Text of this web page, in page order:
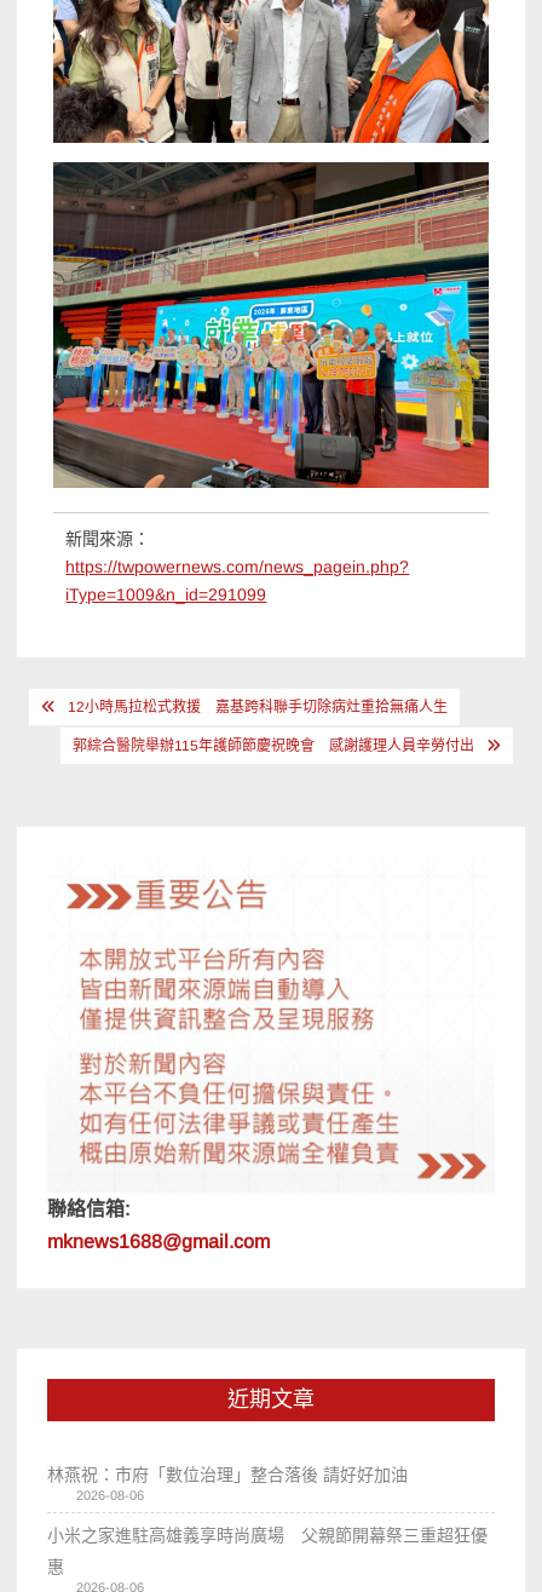
新聞來源：
https://twpowernews.com/news_pagein.php?
iType=1009&n_id=291099
文 12小時馬拉松式救援 嘉基跨科聯手切除病灶重拾無痛人生
郭綜合醫院舉辦115年護師節慶祝晚會 感謝護理人員辛勞付出
聯絡信箱:
mknews1688@gmail.com
近期文章
林燕祝：市府「數位治理」整合落後 請好好加油
2026-08-06
小米之家進駐高雄義享時尚廣場 父親節開幕祭三重超狂優
惠
2026-08-06